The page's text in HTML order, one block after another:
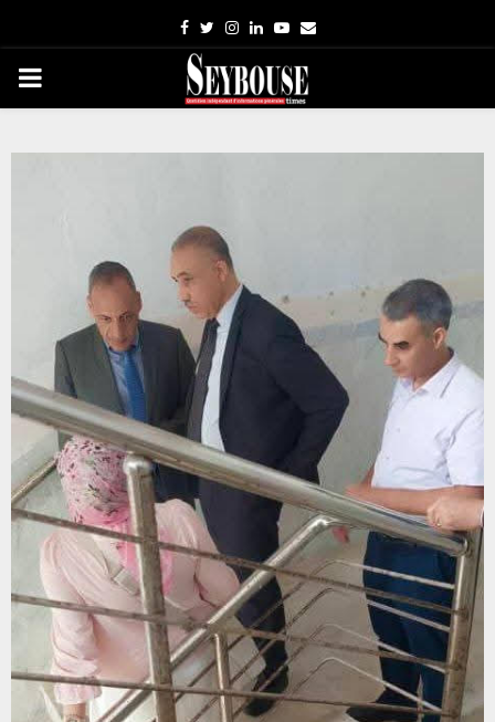
Facebook
TwitterInstagram
LinkedinYoutube
Email
PRIMARY